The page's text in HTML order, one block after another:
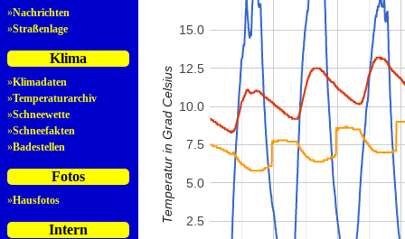
»Nachrichten
»Straßenlage
Klima
»Klimadaten
»Temperaturarchiv
»Schneewette
»Schneefakten
»Badestellen
Fotos
»Hausfotos
Intern
2.5
5.0
7.5
10.0
12.5
15.0
Temperatur in Grad Celsius